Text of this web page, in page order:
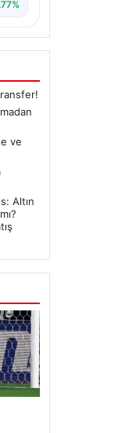
ve
Altın